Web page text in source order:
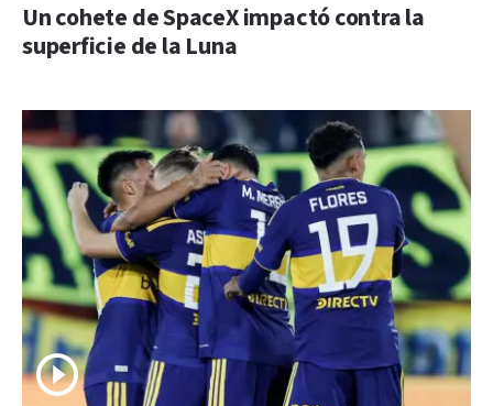
Un cohete de SpaceX impactó contra la
superficie de la Luna